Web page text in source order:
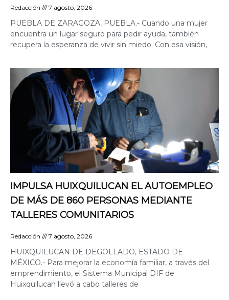
Redacción 7 agosto, 2026
PUEBLA DE ZARAGOZA, PUEBLA.- Cuando una mujer
encuentra un lugar seguro para pedir ayuda, también
recupera la esperanza de vivir sin miedo. Con esa visión,
IMPULSA HUIXQUILUCAN EL AUTOEMPLEO
DE MÁS DE 860 PERSONAS MEDIANTE
TALLERES COMUNITARIOS
Redacción 7 agosto, 2026
HUIXQUILUCAN DE DEGOLLADO, ESTADO DE
MÉXICO.- Para mejorar la economía familiar, a través del
emprendimiento, el Sistema Municipal DIF de
Huixquilucan llevó a cabo talleres de